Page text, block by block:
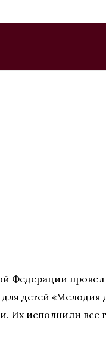
Федерации провел
детей «Мелодия
Их исполнили все